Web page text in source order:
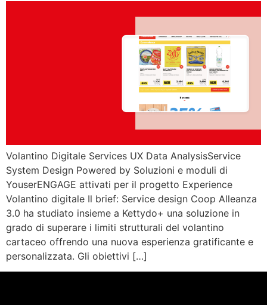
Volantino Digitale Services UX Data AnalysisService
System Design Powered by Soluzioni e moduli di
YouserENGAGE attivati per il progetto Experience
Volantino digitale Il brief: Service design Coop Alleanza
3.0 ha studiato insieme a Kettydo+ una soluzione in
grado di superare i limiti strutturali del volantino
cartaceo offrendo una nuova esperienza gratificante e
personalizzata. Gli obiettivi […]